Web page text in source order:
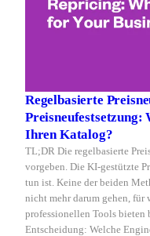
Regelbasierte
Ihren Katalog?
TL;DR Die regelbasierte
vorgeben. Die KI-gestützte
tun ist. Keine der beiden
nicht mehr darum gehen, für
professionellen Tools bieten
Entscheidung: Welche